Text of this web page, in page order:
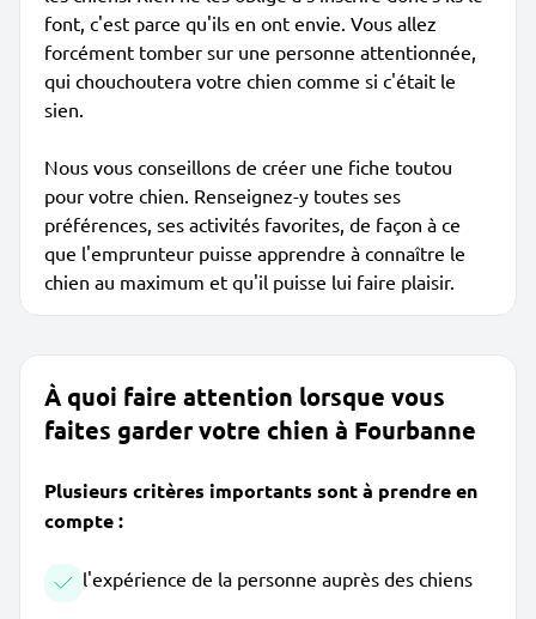
font, c'est parce qu'ils en ont envie. Vous allez
forcément tomber sur une personne attentionnée,
qui chouchoutera votre chien comme si c'était le
sien.
Nous vous conseillons de créer une fiche toutou
pour votre chien. Renseignez-y toutes ses
préférences, ses activités favorites, de façon à ce
que l'emprunteur puisse apprendre à connaître le
chien au maximum et qu'il puisse lui faire plaisir.
À quoi faire attention lorsque vous
faites garder votre chien à Fourbanne
Plusieurs critères importants sont à prendre en
compte :
l'expérience de la personne auprès des chiens